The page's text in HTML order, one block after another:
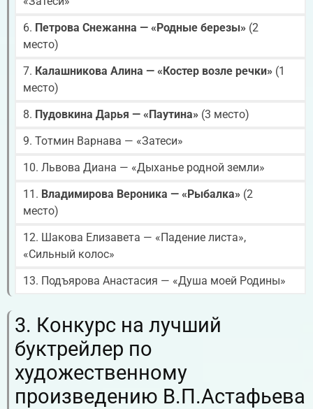
6. Петрова Снежанна — «Родные березы» (2
место)
7. Калашникова Алина — «Костер возле речки» (1
место)
8. Пудовкина Дарья — «Паутина» (3 место)
9. Тотмин Варнава — «Затеси»
10. Львова Диана — «Дыханье родной земли»
11. Владимирова Вероника — «Рыбалка» (2
место)
12. Шакова Елизавета — «Падение листа»,
«Сильный колос»
13. Подъярова Анастасия — «Душа моей Родины»
3. Конкурс на лучший
буктрейлер по
художественному
произведению В.П.Астафьева